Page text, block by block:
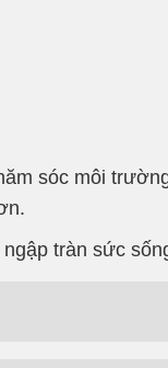
sóc môi
tràn sức